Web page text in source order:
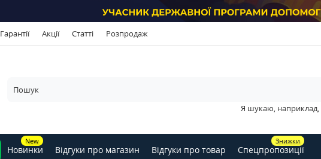
Гарантії Акції Статті Розпродаж
Я шукаю, наприклад,
New
Новинки Відгуки про магазин Відгуки про товар
Знижки
Спецпропозиції